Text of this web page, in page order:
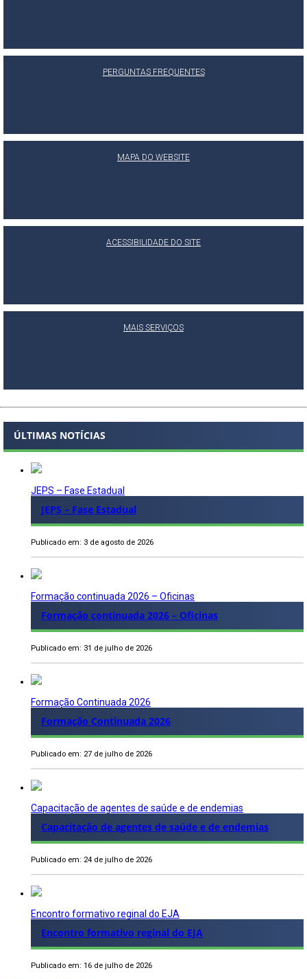
PERGUNTAS FREQUENTES
MAPA DO WEBSITE
ACESSIBILIDADE DO SITE
MAIS SERVIÇOS
ÚLTIMAS NOTÍCIAS
JEPS – Fase Estadual
JEPS – Fase Estadual
Publicado em: 3 de agosto de 2026
Formação continuada 2026 – Oficinas
Formação continuada 2026 – Oficinas
Publicado em: 31 de julho de 2026
Formação Continuada 2026
Formação Continuada 2026
Publicado em: 27 de julho de 2026
Capacitação de agentes de saúde e de endemias
Capacitação de agentes de saúde e de endemias
Publicado em: 24 de julho de 2026
Encontro formativo reginal do EJA
Encontro formativo reginal do EJA
Publicado em: 16 de julho de 2026